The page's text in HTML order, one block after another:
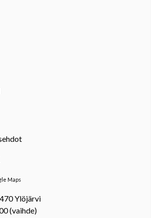
Maps
Ylöjärvi
(vaihde)